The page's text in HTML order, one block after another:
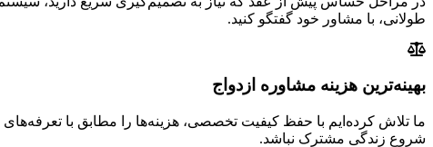
طولانی، با مشاور خود گفتگو کنید.
بهینه‌ترین هزینه مشاوره ازدواج
ما تلاش کرده‌ایم با حفظ کیفیت تخصصی، هزینه‌ها را مطابق با
شروع زندگی مشترک نباشد.